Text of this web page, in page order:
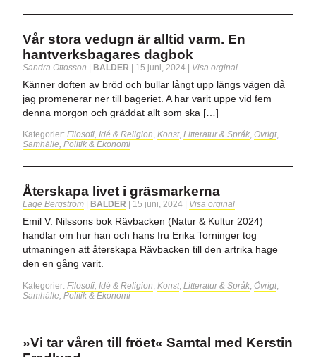
Vår stora vedugn är alltid varm. En
hantverksbagares dagbok
Sandra Ottosson | BALDER | 15 juni, 2024 | Visa orginal
Känner doften av bröd och bullar långt upp längs vägen då
jag promenerar ner till bageriet. A har varit uppe vid fem
denna morgon och gräddat allt som ska […]
Kategorier: Filosofi, Idé & Religion, Konst, Litteratur & Språk, Övrigt,
Samhälle, Politik & Ekonomi
Återskapa livet i gräsmarkerna
Lage Bergström BALDER 15 juni, 2024 Visa orginal
Emil V. Nilssons bok Rävbacken (Natur & Kultur 2024)
handlar om hur han och hans fru Erika Torninger tog
utmaningen att återskapa Rävbacken till den artrika hage
den en gång varit.
Kategorier: Filosofi, Idé & Religion Konst, Litteratur & Språk Övrigt,
Samhälle, Politik & Ekonomi
»Vi tar våren till fröet« Samtal med Kerstin